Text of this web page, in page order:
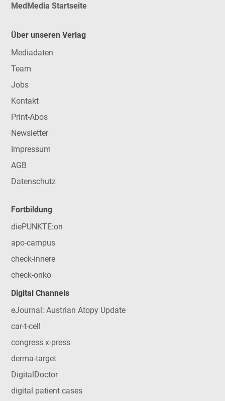
MedMedia Startseite
Über unseren Verlag
Mediadaten
Team
Jobs
Kontakt
Print-Abos
Newsletter
Impressum
AGB
Datenschutz
Fortbildung
diePUNKTE:on
apo-campus
check-innere
check-onko
Digital Channels
eJournal: Austrian Atopy Update
car-t-cell
congress x-press
derma-target
DigitalDoctor
digital patient cases